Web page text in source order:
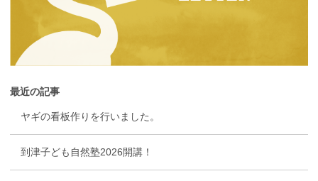
最近の記事
ヤギの看板作りを行いました。
到津子ども自然塾2026開講！